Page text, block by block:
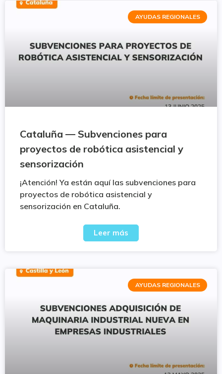
AYUDAS REGIONALES
Cataluña — Subvenciones para
proyectos de robótica asistencial y
sensorización
¡Atención! Ya están aquí las subvenciones para
proyectos de robótica asistencial y
sensorización en Cataluña.
Leer más
AYUDAS REGIONALES